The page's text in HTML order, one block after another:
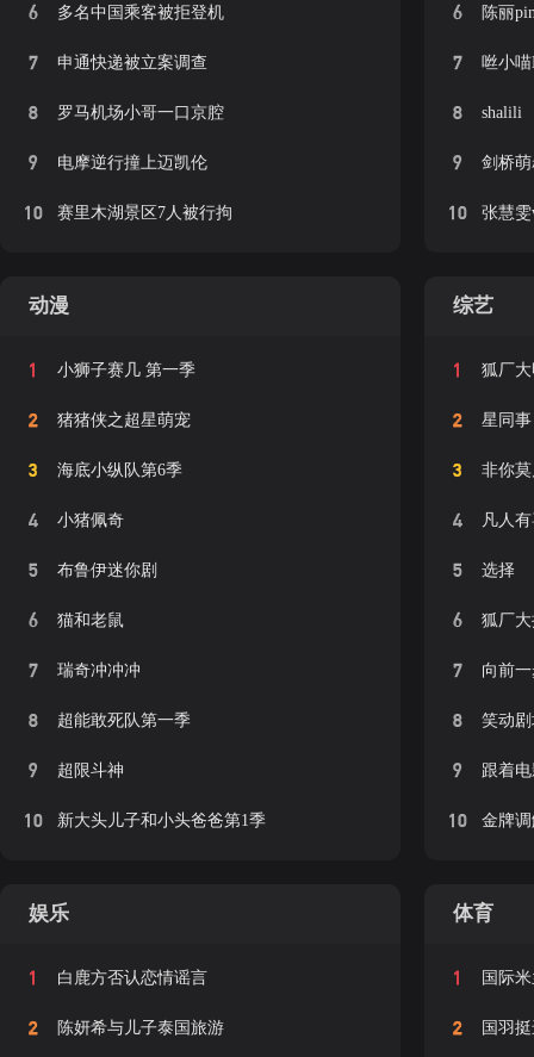
6 多名中国乘客被拒登机
7 申通快递被立案调查
8 罗马机场小哥一口京腔
9 电摩逆行撞上迈凯伦
10 赛里木湖景区7人被行拘
6 陈丽
7 咝小
8 shalili
9 剑桥
10 张慧雯
动漫
1 小狮子赛几 第一季
2 猪猪侠之超星萌宠
3 海底小纵队第6季
4 小猪佩奇
5 布鲁伊迷你剧
6 猫和老鼠
7 瑞奇冲冲冲
8 超能敢死队第一季
9 超限斗神
10 新大头儿子和小头爸爸第1季
综艺
1 狐厂
2 星同事
3 非你
4 凡人
5 选择
6 狐厂
7 向前
8 笑动
9 跟着
10 金牌
娱乐
1 白鹿方否认恋情谣言
2 陈妍希与儿子泰国旅游
体育
1 国际
2 国羽